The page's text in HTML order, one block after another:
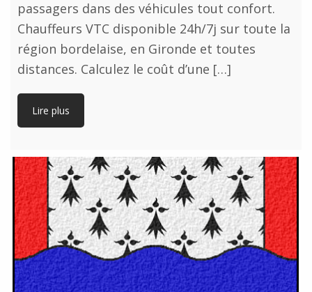
passagers dans des véhicules tout confort.
Chauffeurs VTC disponible 24h/7j sur toute la
région bordelaise, en Gironde et toutes
distances. Calculez le coût d’une […]
Lire plus